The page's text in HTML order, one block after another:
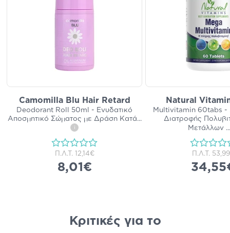
Camomilla Blu Hair Retard
Deodorant Roll 50ml - Ενυδατικό
Αποσμητικό Σώματος με Δράση Κατά...
i
Π.Λ.Τ. 12,14€
8,01€
Natural
Multivitamin 60tabs -
Διατροφής
Μετάλλων ...
Π.Λ.Τ.
Κριτικές για το